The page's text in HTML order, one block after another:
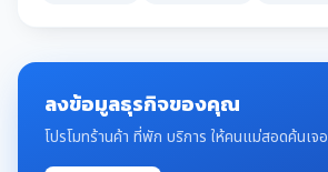
ลงข้อมูลธุรกิจของคุณ
โปรโมทร้านค้า ที่พัก บริการ ให้คนแม่สอดค้นเจอ